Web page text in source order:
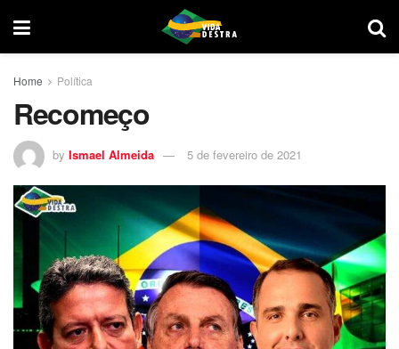
Home Política
Recomeço
by Ismael Almeida 5 de fevereiro de 2021